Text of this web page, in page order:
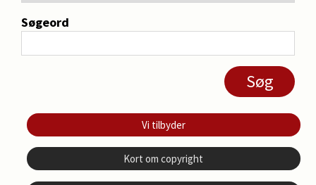
Søgeord
Vi tilbyder
Kort om copyright